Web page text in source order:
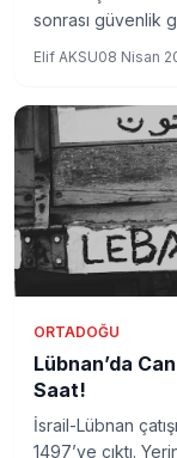
sonrası güvenlik
Elif AKSU08 Nisan
ORTADOĞU
Lübnan’da
Saat!
İsrail-Lübnan
1497’ye çıktı.